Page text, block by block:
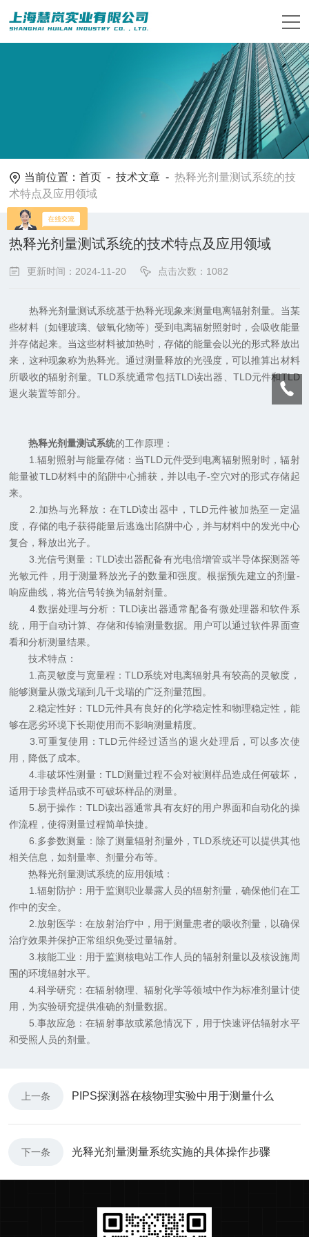
当前位置：首页 -技术文章 -热释光剂量测试系统的技
术特点及应用领域
热释光剂量测试系统的技术特点及应用领域
更新时间：2024-11-20 点击次数：1082
热释光剂量测试系统基于热释光现象来测量电离辐射剂量。当某
些材料（如锂玻璃、铍氧化物等）受到电离辐射照射时，会吸收能量
并存储起来。当这些材料被加热时，存储的能量会以光的形式释放出
来，这种现象称为热释光。通过测量释放的光强度，可以推算出材料
所吸收的辐射剂量。TLD系统通常包括TLD读出器、TLD元件和TLD
退火装置等部分。
热释光剂量测试系统的工作原理：
1.辐射照射与能量存储：当TLD元件受到电离辐射照射时，辐射
能量被TLD材料中的陷阱中心捕获，并以电子-空穴对的形式存储起
来。
2.加热与光释放：在TLD读出器中，TLD元件被加热至一定温
度，存储的电子获得能量后逃逸出陷阱中心，并与材料中的发光中心
复合，释放出光子。
3.光信号测量：TLD读出器配备有光电倍增管或半导体探测器等
光敏元件，用于测量释放光子的数量和强度。根据预先建立的剂量-
响应曲线，将光信号转换为辐射剂量。
4.数据处理与分析：TLD读出器通常配备有微处理器和软件系
统，用于自动计算、存储和传输测量数据。用户可以通过软件界面查
看和分析测量结果。
技术特点：
1.高灵敏度与宽量程：TLD系统对电离辐射具有较高的灵敏度，
能够测量从微戈瑞到几千戈瑞的广泛剂量范围。
2.稳定性好：TLD元件具有良好的化学稳定性和物理稳定性，能
够在恶劣环境下长期使用而不影响测量精度。
3.可重复使用：TLD元件经过适当的退火处理后，可以多次使
用，降低了成本。
4.非破坏性测量：TLD测量过程不会对被测样品造成任何破坏，
适用于珍贵样品或不可破坏样品的测量。
5.易于操作：TLD读出器通常具有友好的用户界面和自动化的操
作流程，使得测量过程简单快捷。
6.多参数测量：除了测量辐射剂量外，TLD系统还可以提供其他
相关信息，如剂量率、剂量分布等。
热释光剂量测试系统的应用领域：
1.辐射防护：用于监测职业暴露人员的辐射剂量，确保他们在工
作中的安全。
2.放射医学：在放射治疗中，用于测量患者的吸收剂量，以确保
治疗效果并保护正常组织免受过量辐射。
3.核能工业：用于监测核电站工作人员的辐射剂量以及核设施周
围的环境辐射水平。
4.科学研究：在辐射物理、辐射化学等领域中作为标准剂量计使
用，为实验研究提供准确的剂量数据。
5.事故应急：在辐射事故或紧急情况下，用于快速评估辐射水平
和受照人员的剂量。
上一条 PIPS探测器在核物理实验中用于测量什么
下一条 光释光剂量测量系统实施的具体操作步骤